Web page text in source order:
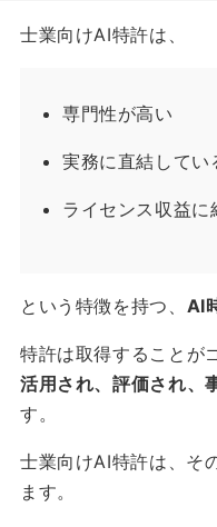
士業向けAI特許は、
専門性が高い
実務に直結してい
ライセンス収益に
という特徴を持つ、 AI
特許は取得することが
活用され、評価され、
す。
士業向けAI特許は、そ
ます。